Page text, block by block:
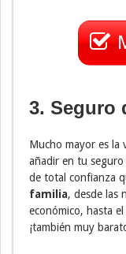
3. Seguro
Mucho mayor es la
añadir en tu seguro
de total confianza
familia, desde las
económico, hasta
¡también muy